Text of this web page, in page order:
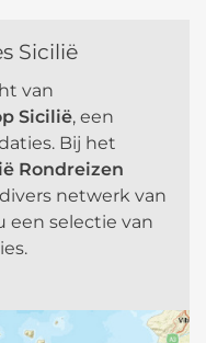
Sicilië
van
Sicilië, een
Bij het
Rondreizen
netwerk van
een selectie van